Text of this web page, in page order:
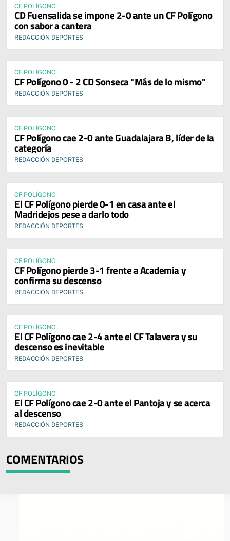
CF POLÍGONO
CD Fuensalida se impone 2-0 ante un CF Polígono
con sabor a cantera
REDACCIÓN DEPORTES
CF POLÍGONO
CF Polígono 0 - 2 CD Sonseca "Más de lo mismo"
REDACCIÓN DEPORTES
CF POLÍGONO
CF Polígono cae 2-0 ante Guadalajara B, líder de la
categoría
REDACCIÓN DEPORTES
CF POLÍGONO
El CF Polígono pierde 0-1 en casa ante el
Madridejos pese a darlo todo
REDACCIÓN DEPORTES
CF POLÍGONO
CF Polígono pierde 3-1 frente a Academia y
confirma su descenso
REDACCIÓN DEPORTES
CF POLÍGONO
El CF Polígono cae 2-4 ante el CF Talavera y su
descenso es inevitable
REDACCIÓN DEPORTES
CF POLÍGONO
El CF Polígono cae 2-0 ante el Pantoja y se acerca
al descenso
REDACCIÓN DEPORTES
COMENTARIOS